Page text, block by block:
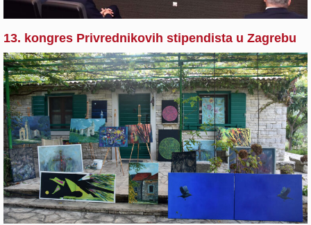
13. kongres Privrednikovih stipendista u Zagrebu